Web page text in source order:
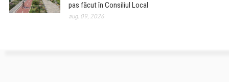
pas făcut în Consiliul Local
aug. 09, 2026